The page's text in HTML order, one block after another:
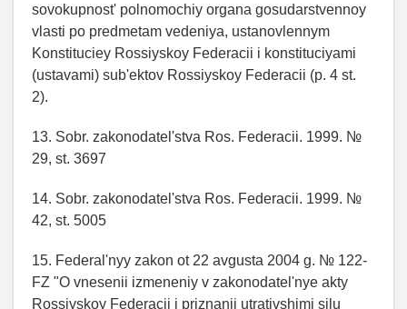
sovokupnost' polnomochiy organa gosudarstvennoy
vlasti po predmetam vedeniya, ustanovlennym
Konstituciey Rossiyskoy Federacii i konstituciyami
(ustavami) sub'ektov Rossiyskoy Federacii (p. 4 st.
2).
13. Sobr. zakonodatel'stva Ros. Federacii. 1999. №
29, st. 3697
14. Sobr. zakonodatel'stva Ros. Federacii. 1999. №
42, st. 5005
15. Federal'nyy zakon ot 22 avgusta 2004 g. № 122-
FZ "O vnesenii izmeneniy v zakonodatel'nye akty
Rossiyskoy Federacii i priznanii utrativshimi silu